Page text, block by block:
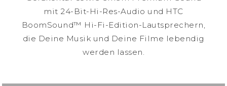
Deutschland
VIVERSE
UNTERSTÜTZUNG
mit 24-Bit-Hi-Res-Audio und HTC
BoomSound™ Hi-Fi-Edition-Lautsprechern,
die Deine Musik und Deine Filme lebendig
werden lassen.